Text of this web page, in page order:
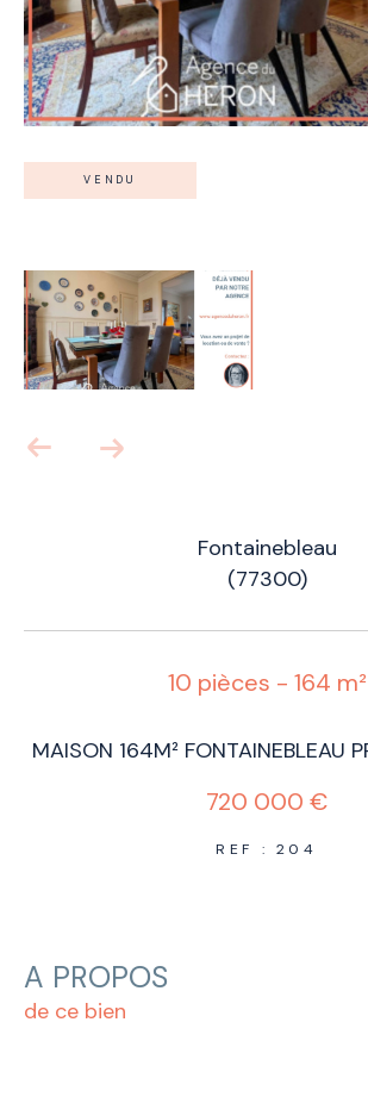
VENDU
Fontainebleau
(77300)
10 pièces - 164 m²
MAISON 164M² FONTAINEBLEAU
720 000 €
REF : 204
A PROPOS
de ce bien